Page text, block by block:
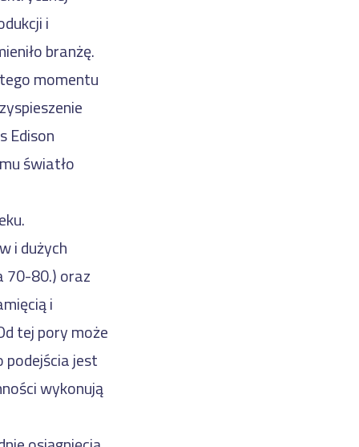
i
branżę.
momentu
Edison
światło
i dużych
70-80.) oraz
i
tej pory może
podejścia jest
wykonują